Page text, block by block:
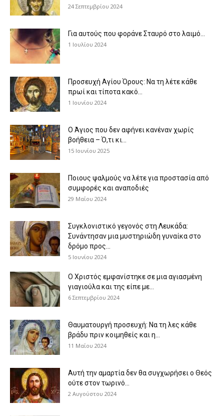
24 Σεπτεμβρίου 2024
Για αυτούς που φοράνε Σταυρό στο λαιμό…
1 Ιουλίου 2024
Προσευχή Αγίου Όρους: Να τη λέτε κάθε
πρωί και τίποτα κακό...
1 Ιουνίου 2024
Ο Άγιος που δεν αφήνει κανέναν χωρίς
βοήθεια – Ό,τι κι...
15 Ιουνίου 2025
Ποιους ψαλμούς να λέτε για προστασία από
συμφορές και αναποδιές
29 Μαΐου 2024
Συγκλονιστικό γεγονός στη Λευκάδα:
Συνάντησαν μια μυστηριώδη γυναίκα στο
δρόμο προς...
5 Ιουνίου 2024
Ο Χριστός εμφανίστηκε σε μια αγιασμένη
γιαγιούλα και της είπε με...
6 Σεπτεμβρίου 2024
Θαυματουργή προσευχή: Να τη λες κάθε
βράδυ πριν κοιμηθείς και η...
11 Μαΐου 2024
Αυτή την αμαρτία δεν θα συγχωρήσει ο Θεός
ούτε στον τωρινό...
2 Αυγούστου 2024